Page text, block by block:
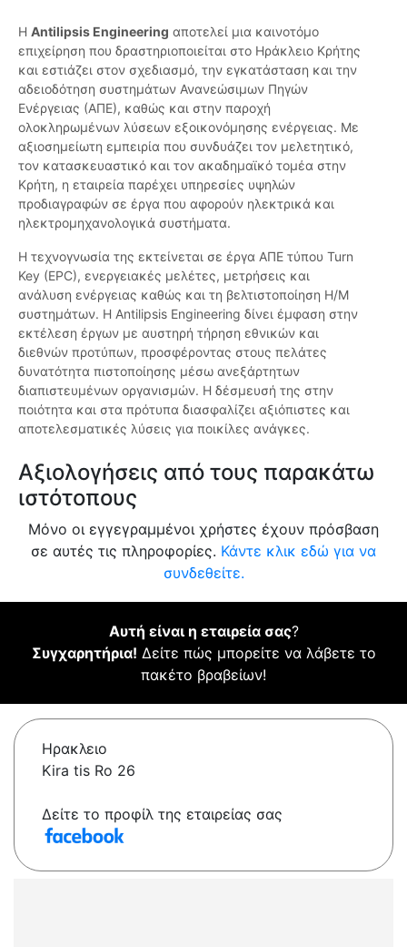
Η Antilipsis Engineering αποτελεί μια καινοτόμο
επιχείρηση που δραστηριοποιείται στο Ηράκλειο Κρήτης
και εστιάζει στον σχεδιασμό, την εγκατάσταση και την
αδειοδότηση συστημάτων Ανανεώσιμων Πηγών
Ενέργειας (ΑΠΕ), καθώς και στην παροχή
ολοκληρωμένων λύσεων εξοικονόμησης ενέργειας. Με
αξιοσημείωτη εμπειρία που συνδυάζει τον μελετητικό,
τον κατασκευαστικό και τον ακαδημαϊκό τομέα στην
Κρήτη, η εταιρεία παρέχει υπηρεσίες υψηλών
προδιαγραφών σε έργα που αφορούν ηλεκτρικά και
ηλεκτρομηχανολογικά συστήματα.
Η τεχνογνωσία της εκτείνεται σε έργα ΑΠΕ τύπου Turn
Key (EPC), ενεργειακές μελέτες, μετρήσεις και
ανάλυση ενέργειας καθώς και τη βελτιστοποίηση Η/Μ
συστημάτων. Η Antilipsis Engineering δίνει έμφαση στην
εκτέλεση έργων με αυστηρή τήρηση εθνικών και
διεθνών προτύπων, προσφέροντας στους πελάτες
δυνατότητα πιστοποίησης μέσω ανεξάρτητων
διαπιστευμένων οργανισμών. Η δέσμευσή της στην
ποιότητα και στα πρότυπα διασφαλίζει αξιόπιστες και
αποτελεσματικές λύσεις για ποικίλες ανάγκες.
Αξιολογήσεις από τους παρακάτω
ιστότοπους
Μόνο οι εγγεγραμμένοι χρήστες έχουν πρόσβαση
σε αυτές τις πληροφορίες. Κάντε κλικ εδώ για να
συνδεθείτε.
Αυτή είναι η εταιρεία σας?
Συγχαρητήρια! Δείτε πώς μπορείτε να λάβετε το
πακέτο βραβείων!
Ηρακλειο
Kira tis Ro 26
Δείτε το προφίλ της εταιρείας σας